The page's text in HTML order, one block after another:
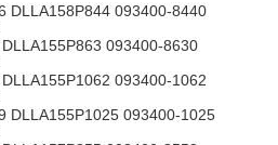
DLLA158P844 093400-8440
093400-8630
093400-1062
DLLA155P1025 093400-1025